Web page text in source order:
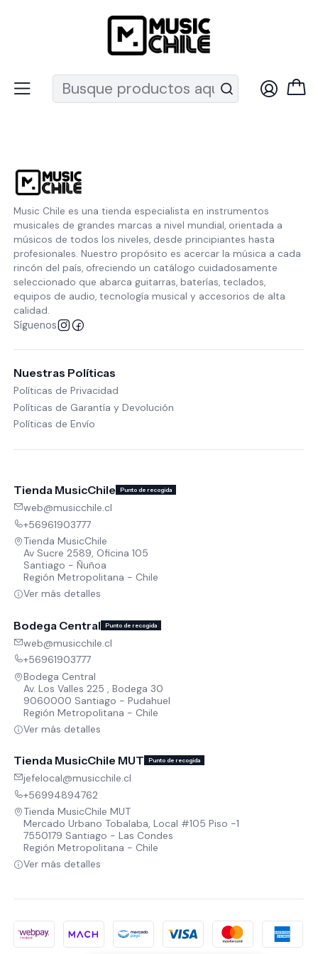
Recuerda que ahora nos puedes encontrar en el MUT
Inicio Politica de reembolso
Politica de reembolso
Music Chile es una tienda especialista en instrumentos
musicales de grandes marcas a nivel mundial, orientada a
músicos de todos los niveles, desde principiantes hasta
profesionales. Nuestro propósito es acercar la música a cada
rincón del país, ofreciendo un catálogo cuidadosamente
seleccionado que abarca guitarras, baterías, teclados,
equipos de audio, tecnología musical y accesorios de alta
calidad.
Síguenos
Nuestras Políticas
Políticas de Privacidad
Políticas de Garantía y Devolución
Políticas de Envío
Tienda MusicChile Punto de recogida
web@musicchile.cl
+56961903777
Tienda MusicChile
Av Sucre 2589, Oficina 105
Santiago - Ñuñoa
Región Metropolitana - Chile
Ver más detalles
Bodega Central Punto de recogida
web@musicchile.cl
+56961903777
Bodega Central
Av. Los Valles 225 , Bodega 30
9060000 Santiago - Pudahuel
Región Metropolitana - Chile
Ver más detalles
Tienda MusicChile MUT Punto de recogida
jefelocal@musicchile.cl
+56994894762
Tienda MusicChile MUT
Mercado Urbano Tobalaba, Local #105 Piso -1
7550179 Santiago - Las Condes
Región Metropolitana - Chile
Ver más detalles